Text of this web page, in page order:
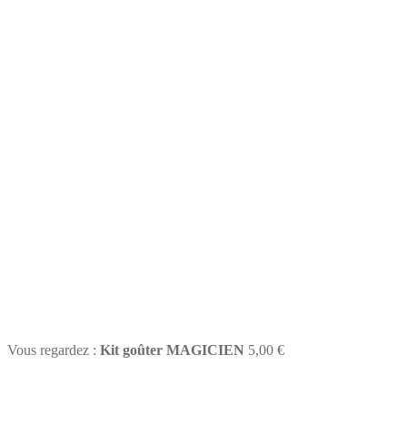
Vous regardez : Kit goûter MAGICIEN 5,00 €